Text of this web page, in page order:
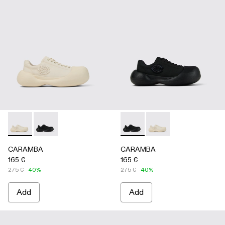
CARAMBA - A500051-002 - WHITE
CARAMBA - A500051-001 - BLACK
CARAMBA
165 €
275 € -40%
Add
CARAMBA - A500051-001 -
CARAMBA -
CARAMBA
165 €
275 € -40%
Add